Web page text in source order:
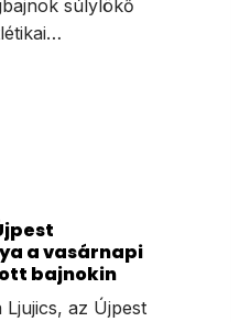
súlylökő
a vasárnapi
bajnokin
Ljujics, az Újpest